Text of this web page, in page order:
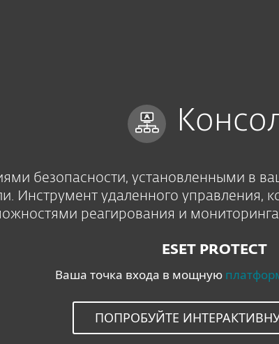
безопасности, установленными в
Инструмент удаленного управления,
реагирования и
ESET PROTECT
Ваша точка входа в мощную
ПОПРОБУЙТЕ